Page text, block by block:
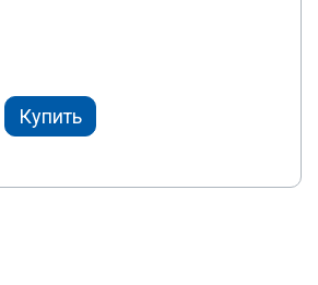
Купить